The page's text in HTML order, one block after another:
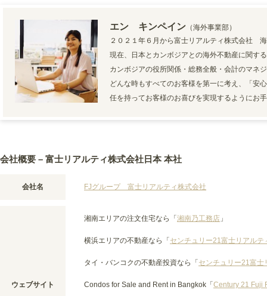
エン キンペイン （海外事業部）
２０２１年６月から富士リアルティ株式会社
現在、日本とカンボジアとの海外不動産に関す
カンボジアの役所関係・総務全般・会計のマネ
どんな時もすべてのお客様を第一に考え、「安
任を持ってお客様のお喜びを実現するようにお
会社概要 – 富士リアルティ株式会社日本 本社
会社名 FJグループ 富士リアルティ株式会社
ウェブサイト
湘南エリアの注文住宅なら「湘南乃工務店 」
横浜エリアの不動産なら「センチュリー21富士リアルテ
タイ・バンコクの不動産投資なら「センチュリー21富士
Condos for Sale and Rent in Bangkok「Century 21 Fuji